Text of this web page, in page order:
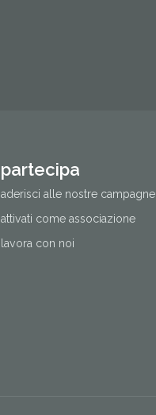
partecipa
aderisci alle nostre campagne
attivati come associazione
lavora con noi